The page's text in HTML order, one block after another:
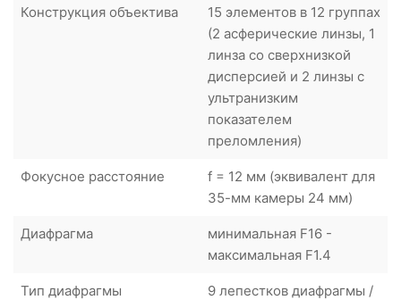
Конструкция объектива
15 элементов в 12 группах
(2 асферические линзы, 1
линза со сверхнизкой
дисперсией и 2 линзы с
ультранизким
показателем
преломления)
Фокусное расстояние
f = 12 мм (эквивалент для
35-мм камеры 24 мм)
Диафрагма
минимальная F16 -
максимальная F1.4
Тип диафрагмы
9 лепестков диафрагмы /